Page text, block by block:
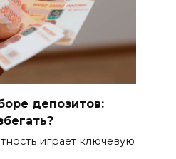
депозитов:
играет ключевую